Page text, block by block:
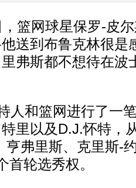
网球星保罗-皮尔
送到布鲁克林很是
弗斯都不想待在波
和篮网进行了一
里以及D.J.怀特，
亨弗里斯、克里斯-
首轮选秀权。